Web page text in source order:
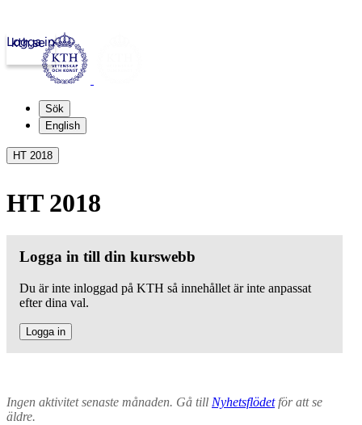
kth.se
Logga in
Sök
English
HT 2018
HT 2018
Logga in till din kurswebb
Du är inte inloggad på KTH så innehållet är inte anpassat
efter dina val.
Logga in
Ingen aktivitet senaste månaden. Gå till Nyhetsflödetför att se
äldre.